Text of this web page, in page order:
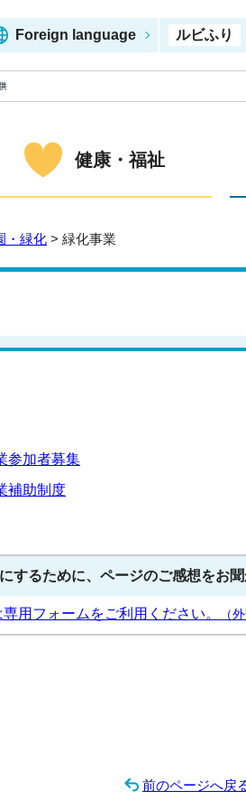
Foreign language ルビふり
健康・福祉
・緑化 > 緑化事業
参加者募集
補助制度
するために、ページのご感想をお聞
用フォームをご利用ください。 （
前のページへ戻